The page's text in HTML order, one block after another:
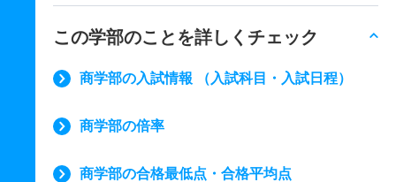
この学部のことを詳しくチェック
商学部の入試情報 （入試科目・入試日程）
商学部の倍率
商学部の合格最低点・合格平均点